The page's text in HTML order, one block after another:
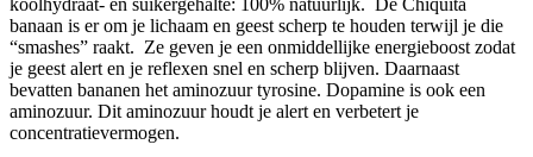
koolhydraat- en suikergehalte: 100% natuurlijk. De Chiquita
banaan is er om je lichaam en geest scherp te houden terwijl je die
“smashes” raakt. Ze geven je een onmiddellijke energieboost zodat
je geest alert en je reflexen snel en scherp blijven. Daarnaast
bevatten bananen het aminozuur tyrosine. Dopamine is ook een
aminozuur. Dit aminozuur houdt je alert en verbetert je
concentratievermogen.